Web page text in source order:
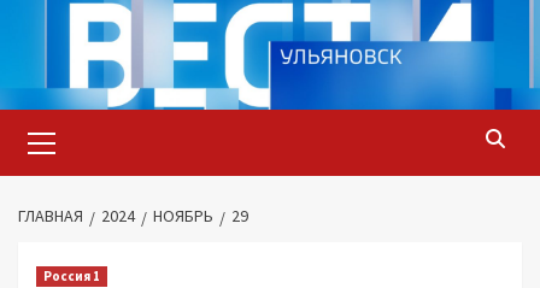
содержимому
меню
ГЛАВНАЯ 2024 НОЯБРЬ 29
Россия 1